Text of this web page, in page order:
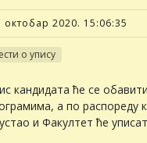
октобар 2020. 15:06:35
о упису
кандидата ће се
а по распореду
и Факултет ће